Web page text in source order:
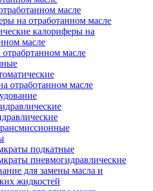
масле
на отработанном масле
калориферы на
масле
масле
отработанном масле
подкатные
пневмогидравлические
для замены масла и
жидкостей